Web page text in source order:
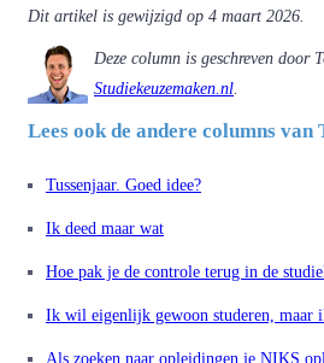
Dit artikel is gewijzigd op 4 maart 2026.
Deze column is geschreven door
Studiekeuzemaken.nl
Lees ook de andere columns van
Tussenjaar. Goed idee?
Ik deed maar wat
Hoe pak je de controle terug in de
Ik wil eigenlijk gewoon studeren, maar
Als zoeken naar opleidingen je NIKS